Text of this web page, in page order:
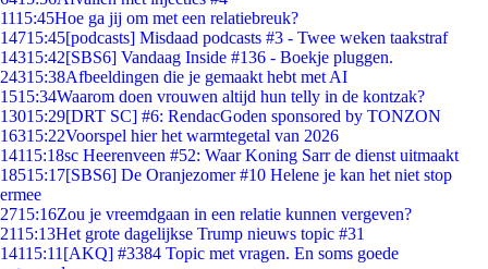
1115:45Hoe ga jij om met een relatiebreuk?
14715:45[podcasts] Misdaad podcasts #3 - Twee weken taakstraf
14315:42[SBS6] Vandaag Inside #136 - Boekje pluggen.
24315:38Afbeeldingen die je gemaakt hebt met AI
1515:34Waarom doen vrouwen altijd hun telly in de kontzak?
13015:29[DRT SC] #6: RendacGoden sponsored by TONZON
16315:22Voorspel hier het warmtegetal van 2026
14115:18sc Heerenveen #52: Waar Koning Sarr de dienst uitmaakt
18515:17[SBS6] De Oranjezomer #10 Helene je kan het niet stop
ermee
2715:16Zou je vreemdgaan in een relatie kunnen vergeven?
2115:13Het grote dagelijkse Trump nieuws topic #31
14115:11 [AKQ] #3384 Topic met vragen. En soms goede